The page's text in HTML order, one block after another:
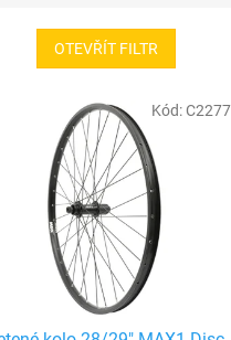
OTEVŘÍT FILTR
Kód: